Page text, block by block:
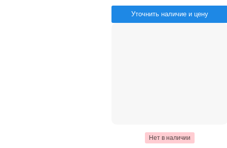
Уточнить наличие и цену
Нет в наличии